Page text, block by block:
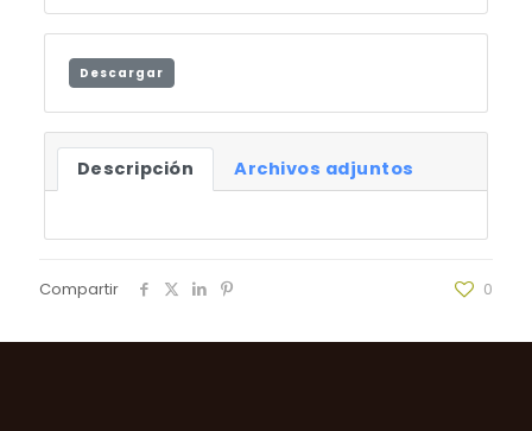
Descargar
Descripción Archivos adjuntos
Compartir 0